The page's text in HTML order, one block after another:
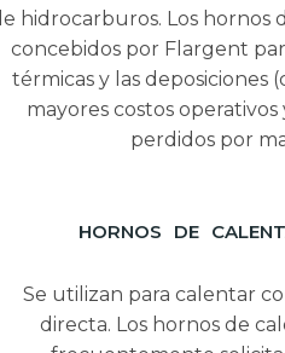
hidrocarburos. Los hornos
concebidos por Flargent
térmicas y las deposiciones
mayores costos
perdidos por
HORNOS DE
Se utilizan para calentar
directa. Los hornos de